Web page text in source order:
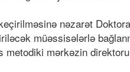
nəzarət
müəssisələrlə
metodiki mərkəzin